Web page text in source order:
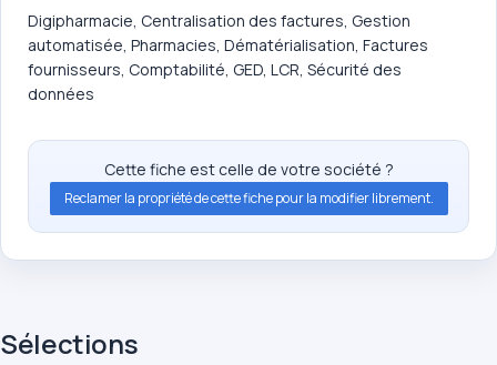
Digipharmacie, Centralisation des factures, Gestion
automatisée, Pharmacies, Dématérialisation, Factures
fournisseurs, Comptabilité, GED, LCR, Sécurité des
données
Cette fiche est celle de votre société ?
Reclamer la propriété de cette fiche pour la modifier librement.
Sélections